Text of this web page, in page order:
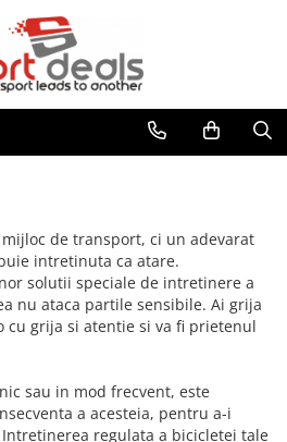
GPS
de transport, ci un adevarat
intretinuta ca atare.
solutii speciale de intretinere a
nu ataca partile sensibile. Ai grija
cu grija si atentie si va fi prietenul
sau in mod frecvent, este
a acesteia, pentru a-i
regulata a bicicletei tale